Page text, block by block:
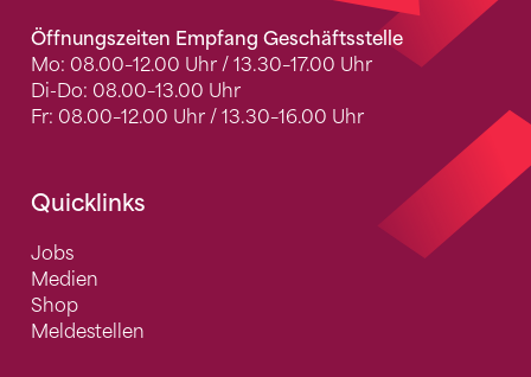
Öffnungszeiten Empfang Geschäftsstelle
Mo: 08.00–12.00 Uhr / 13.30–17.00 Uhr
Di-Do: 08.00–13.00 Uhr
Fr: 08.00–12.00 Uhr / 13.30–16.00 Uhr
Quicklinks
Jobs
Medien
Shop
Meldestellen